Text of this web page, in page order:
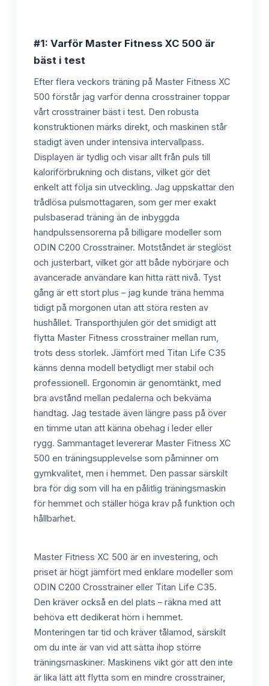
#1: Varför Master Fitness XC 500 är
bäst i test
Efter flera veckors träning på Master Fitness XC
500 förstår jag varför denna crosstrainer toppar
vårt crosstrainer bäst i test. Den robusta
konstruktionen märks direkt, och maskinen står
stadigt även under intensiva intervallpass.
Displayen är tydlig och visar allt från puls till
kaloriförbrukning och distans, vilket gör det
enkelt att följa sin utveckling. Jag uppskattar den
trådlösa pulsmottagaren, som ger mer exakt
pulsbaserad träning än de inbyggda
handpulssensorerna på billigare modeller som
ODIN C200 Crosstrainer. Motståndet är steglöst
och justerbart, vilket gör att både nybörjare och
avancerade användare kan hitta rätt nivå. Tyst
gång är ett stort plus – jag kunde träna hemma
tidigt på morgonen utan att störa resten av
hushållet. Transporthjulen gör det smidigt att
flytta Master Fitness crosstrainer mellan rum,
trots dess storlek. Jämfört med Titan Life C35
känns denna modell betydligt mer stabil och
professionell. Ergonomin är genomtänkt, med
bra avstånd mellan pedalerna och bekväma
handtag. Jag testade även längre pass på över
en timme utan att känna obehag i leder eller
rygg. Sammantaget levererar Master Fitness XC
500 en träningsupplevelse som påminner om
gymkvalitet, men i hemmet. Den passar särskilt
bra för dig som vill ha en pålitlig träningsmaskin
för hemmet och ställer höga krav på funktion och
hållbarhet.
Master Fitness XC 500 är en investering, och
priset är högt jämfört med enklare modeller som
ODIN C200 Crosstrainer eller Titan Life C35.
Den kräver också en del plats – räkna med att
behöva ett dedikerat hörn i hemmet.
Monteringen tar tid och kräver tålamod, särskilt
om du inte är van vid att sätta ihop större
träningsmaskiner. Maskinens vikt gör att den inte
är lika lätt att flytta som en mindre crosstrainer,